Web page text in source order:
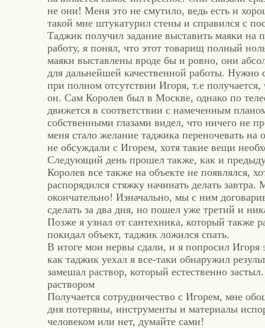
не они! Меня это не смутило, ведь есть и
такой мне штукатурил стены и справился с
Таджик получил задание выставить маяки на
работу, я понял, что этот товарищ полный
маяки выставлены вроде бы и ровно, они
для дальнейшей качественной работы. Нужно
при полном отсутствии Игоря, т.е
он. Сам Королев был в Москве, однако по
движется в соответствии с намеченным
собственными глазами видел, что ничего не
меня стало желание таджика переночевать на
не обсуждали с Игорем, хотя такие вещи
Следующий день прошел также, как и
Королев все также на объекте не появлялся,
распорядился стяжку начинать делать
окончательно! Изначально, мы с ним
сделать за два дня, но пошел уже третий и
Позже я узнал от сантехника, который также
покидал объект, таджик ложился спать.
В итоге мои нервы сдали, и я попросил Игоря
как таджик уехал я все-таки обнаружил
замешал раствор, который естественно
раствором
Получается сотрудничество с Игорем, мне
дня потеряны, инструменты и материалы
человеком или нет, думайте сами!